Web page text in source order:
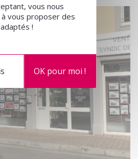
vous nous
vous proposer des
!
OK pour moi !